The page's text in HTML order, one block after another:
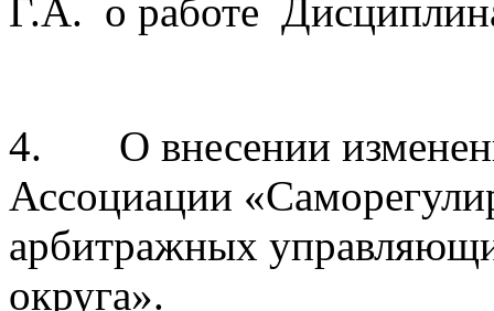
Г.А. о работе
4. О внесении
Ассоциации
арбитражных
округа».